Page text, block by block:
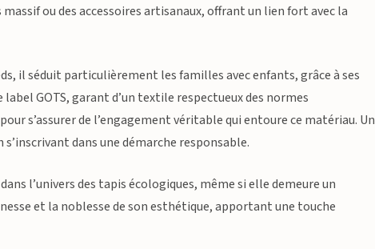
ou des accessoires artisanaux, offrant un lien fort avec la
il séduit particulièrement les familles avec enfants, grâce à ses
GOTS, garant d’un textile respectueux des normes
s’assurer de l’engagement véritable qui entoure ce matériau. Un
dans une démarche responsable.
l’univers des tapis écologiques, même si elle demeure un
et la noblesse de son esthétique, apportant une touche